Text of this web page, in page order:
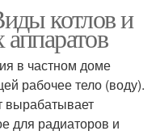
котлов и
в частном доме
рабочее тело (воду).
вырабатывает
для радиаторов и